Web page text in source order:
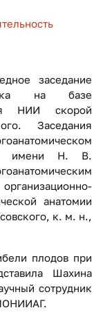
заседание
на базе
НИИ скорой
Заседания
имени Н. В.
анатомии
к. м. н.,
плодов при
Шахина
сотрудник